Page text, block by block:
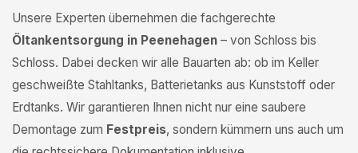
Unsere Experten übernehmen die fachgerechte
Öltankentsorgung in Peenehagen – von Schloss bis
Schloss. Dabei decken wir alle Bauarten ab: ob im Keller
geschweißte Stahltanks, Batterietanks aus Kunststoff oder
Erdtanks. Wir garantieren Ihnen nicht nur eine saubere
Demontage zum Festpreis, sondern kümmern uns auch um